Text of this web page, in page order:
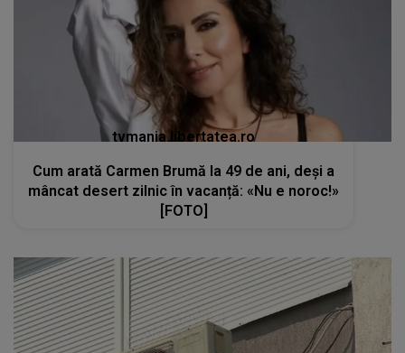
tvmania.libertatea.ro
Cum arată Carmen Brumă la 49 de ani, deși a
mâncat desert zilnic în vacanță: «Nu e noroc!»
[FOTO]